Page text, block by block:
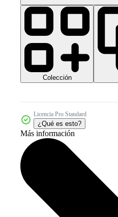
Colección
Licencia Pro Standard
¿Qué es esto?
Más información